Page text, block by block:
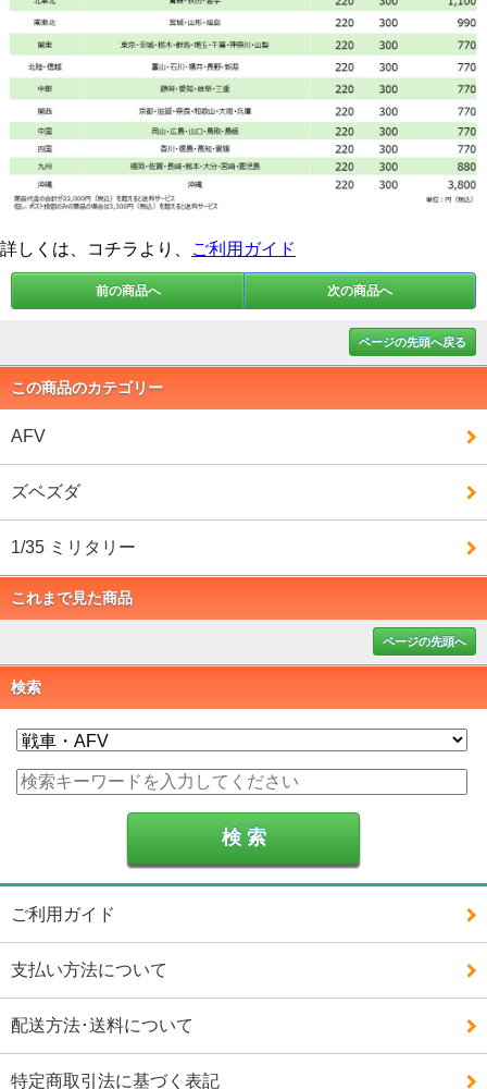
詳しくは、コチラより、 ご利用ガイド
前の商品へ 次の商品へ
ページの先頭へ戻る
この商品のカテゴリー
AFV
ズベズダ
1/35 ミリタリー
これまで見た商品
ページの先頭へ
検索
ご利用ガイド
支払い方法について
配送方法･送料について
特定商取引法に基づく表記